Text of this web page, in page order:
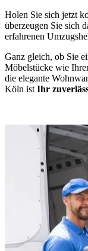
Holen Sie sich jetzt
überzeugen Sie sich
erfahrenen
Ganz gleich, ob Sie
Möbelstücke wie
die elegante
Köln ist Ihr